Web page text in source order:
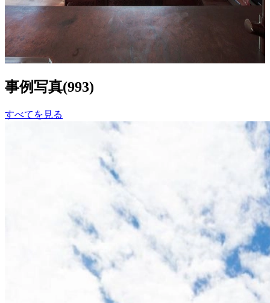
2
163
事例写真(993)
すべてを見る